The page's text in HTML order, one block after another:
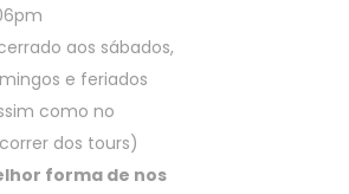
aos sábados,
e feriados
como no
dos tours)
forma de nos